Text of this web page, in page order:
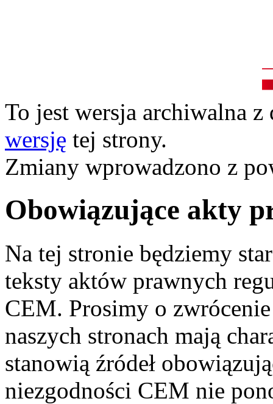
To jest wersja archiwalna
wersję tej strony.
Zmiany wprowadzono z
Obowiązujące akty
Na tej stronie będziemy
teksty aktów prawnych
CEM. Prosimy o
naszych stronach mają
stanowią źródeł
niezgodności CEM nie